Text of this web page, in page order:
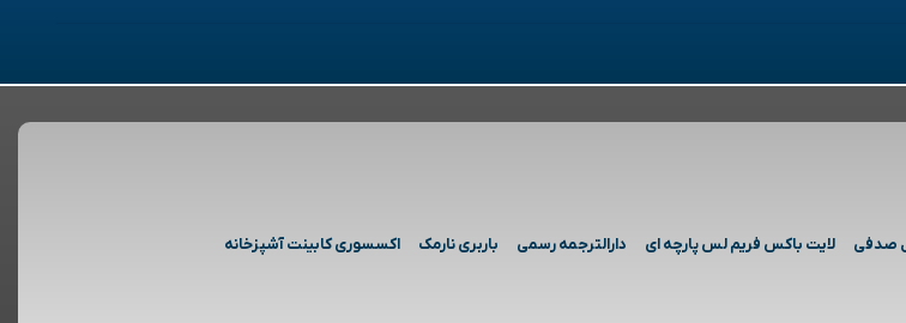
صدفی لایت باکس فریم لس پارچه ای دارالترجمه رسمی باربری نارمک اکسسوری کابینت آشپزخانه